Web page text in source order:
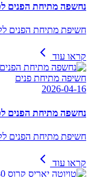
נחשפה מתיחת הפנים
חשיפת מתיחת הפנים
קראו עוד
חשיפה מתיחת פנים
2026-04-16
נחשפה מתיחת הפנים
חשיפת מתיחת הפנים
קראו עוד